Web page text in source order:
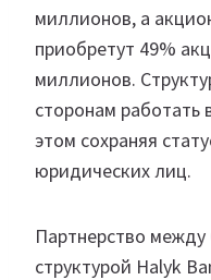
миллионов, а
приобретут 49%
миллионов.
сторонам работать
этом сохраняя
юридических лиц.
Партнерство между
структурой Halyk